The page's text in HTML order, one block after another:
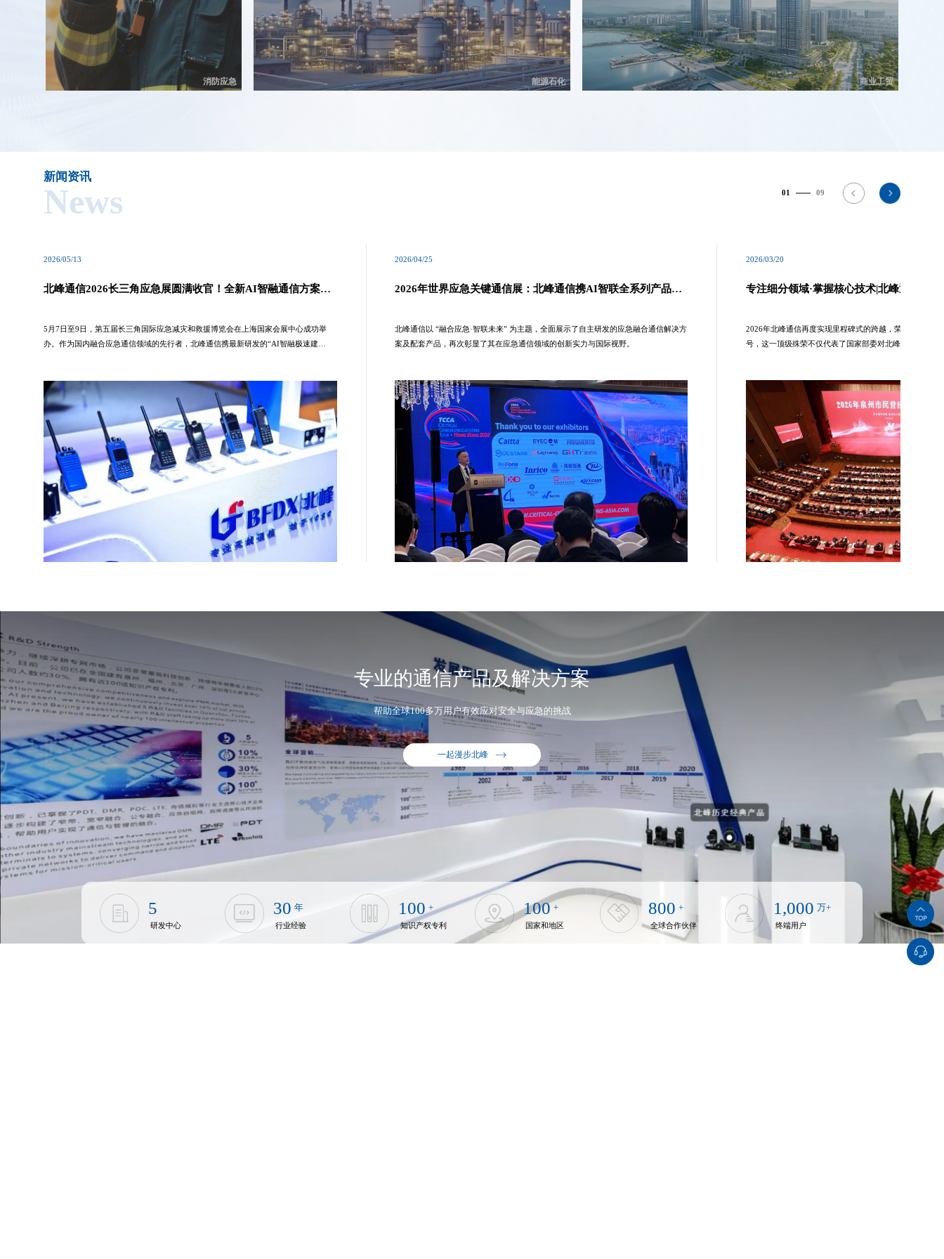
消防应急 能源石化 商业工贸
新闻资讯
News 01 09
2026/05/13
北峰通信2026长三角应急展圆满收官！全新AI智融通信方案引
5月7日至9日，第五届长三角国际应急减灾和救援博览会在上海国家会展中心成功举
办。作为国内融合应急通信领域的先行者，北峰通信携最新研发的“AI智融极速建
2026/04/25
2026年世界应急关键通信展：北峰通信携AI智联全系列产品与
北峰通信以 “融合应急·智联未来” 为主题，全面展示了自主研发的应急融合通信解决方
案及配套产品，再次彰显了其在应急通信领域的创新实力与国际视野。
2026/03/20
专注细分领域·掌握核心技术|北峰通信荣
2026年北峰通信再度实现里程碑式的跨越，荣膺‘国家专精
号，这一顶级殊荣不仅代表了国家部委对北峰通信技术创
专业的通信产品及解决方案
帮助全球100多万用户有效应对安全与应急的挑战
一起漫步北峰
5
研发中心
30 年
行业经验
100 +
知识产权专利
100 +
国家和地区
800 +
全球合作伙伴
1,000 万+
终端用户